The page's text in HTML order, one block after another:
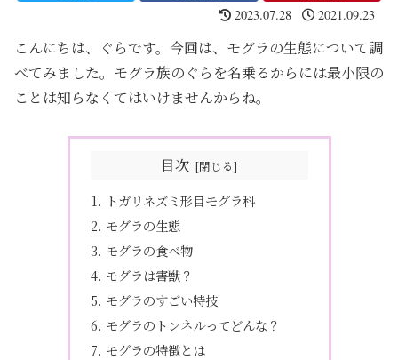
2023.07.28 2021.09.23
こんにちは、ぐらです。今回は、モグラの生態について調
べてみました。モグラ族のぐらを名乗るからには最小限の
ことは知らなくてはいけませんからね。
目次
トガリネズミ形目モグラ科
モグラの生態
モグラの食べ物
モグラは害獣？
モグラのすごい特技
モグラのトンネルってどんな？
モグラの特徴とは